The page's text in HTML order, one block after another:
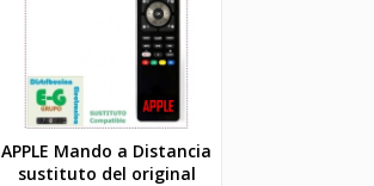
APPLE Mando a Distancia
sustituto del original